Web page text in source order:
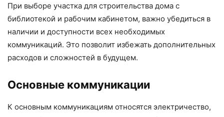
При выборе участка для строительства дома с
библиотекой и рабочим кабинетом, важно убедиться в
наличии и доступности всех необходимых
коммуникаций. Это позволит избежать дополнительных
расходов и сложностей в будущем.
Основные коммуникации
К основным коммуникациям относятся электричество,